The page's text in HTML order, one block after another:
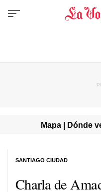
Mapa | Dónde
Charla de
SANTIAGO CIUDAD